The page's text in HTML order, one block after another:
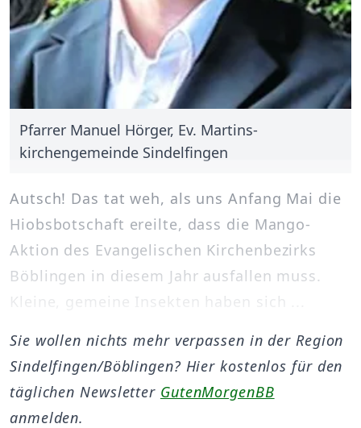
Pfarrer Manuel Hörger, Ev. Martins-
kirchengemeinde Sindelfingen
Autsch! Das tat weh, als uns Anfang Mai die
Hiobsbotschaft ereilte, dass die Mango-
Aktion des Evangelischen Kirchenbezirks
Böblingen in diesem Jahr ausfallen muss.
Kleine, gemeine Insekten haben sich ...
Sie wollen nichts mehr verpassen in der Region
Sindelfingen/Böblingen? Hier kostenlos für den
täglichen Newsletter GutenMorgenBB
anmelden.